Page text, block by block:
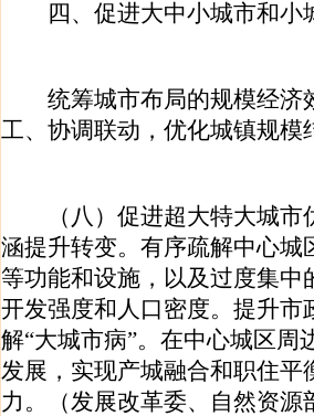
四、促进大中小城市和小
统筹城市布局的规模经济
工、协调联动，优化城镇规模
（八）促进超大特大城市
涵提升转变。有序疏解中心
等功能和设施，以及过度集
开发强度和人口密度。提升
解“大城市病”。在中心城区
发展，实现产城融合和职住
力。（发展改革委、自然资